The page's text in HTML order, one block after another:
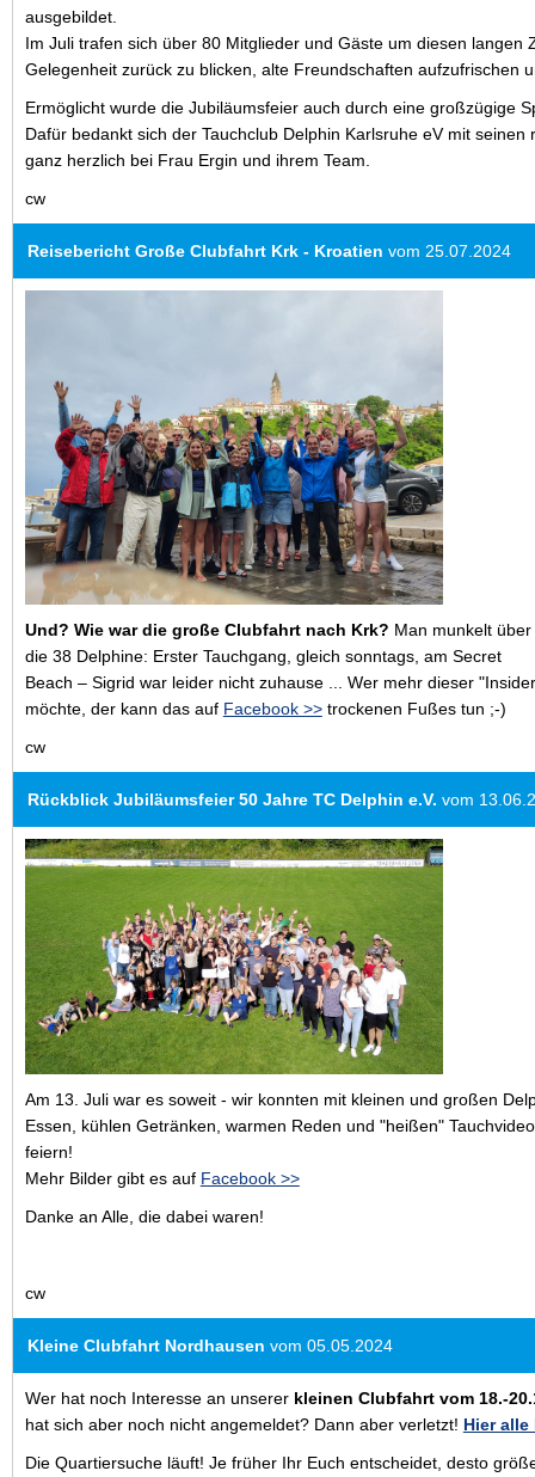
ausgebildet.
Im Juli trafen sich über 80 Mitglieder und Gäste um diesen langen
Gelegenheit zurück zu blicken, alte Freundschaften aufzufrischen
Ermöglicht wurde die Jubiläumsfeier auch durch eine großzügige
Dafür bedankt sich der Tauchclub Delphin Karlsruhe eV mit
ganz herzlich bei Frau Ergin und ihrem Team.
cw
Reisebericht Große Clubfahrt Krk - Kroatien vom 25.07.2024
Und? Wie war die große Clubfahrt nach Krk? Man munkelt
die 38 Delphine: Erster Tauchgang, gleich sonntags, am Secret
Beach – Sigrid war leider nicht zuhause ... Wer mehr dieser
möchte, der kann das auf Facebook >>trockenen Fußes tun ;-)
cw
Rückblick Jubiläumsfeier 50 Jahre TC Delphin e.V. vom
Am 13. Juli war es soweit - wir konnten mit kleinen und großen
Essen, kühlen Getränken, warmen Reden und "heißen"
feiern!
Mehr Bilder gibt es auf Facebook >>
Danke an Alle, die dabei waren!
cw
Kleine Clubfahrt Nordhausen vom 05.05.2024
Wer hat noch Interesse an unserer kleinen Clubfahrt vom 18.-
hat sich aber noch nicht angemeldet? Dann aber verletzt! Hier alle
Die Quartiersuche läuft! Je früher Ihr Euch entscheidet, desto